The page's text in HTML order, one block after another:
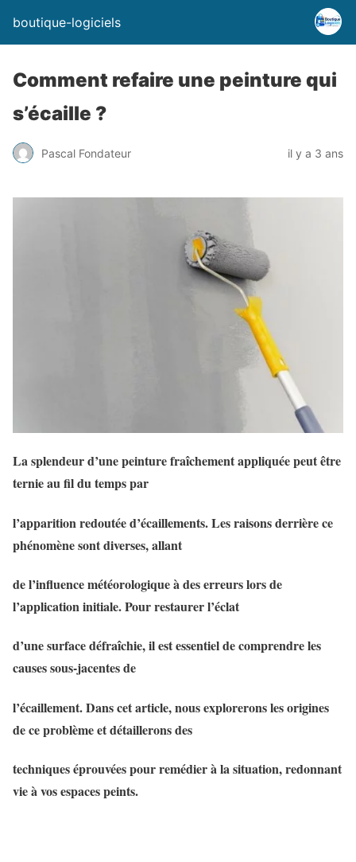
boutique-logiciels
Comment refaire une peinture qui
s’écaille ?
Pascal Fondateur il y a 3 ans
La splendeur d’une peinture fraîchement appliquée peut être
ternie au fil du temps par
l’apparition redoutée d’écaillements. Les raisons derrière ce
phénomène sont diverses, allant
de l’influence météorologique à des erreurs lors de
l’application initiale. Pour restaurer l’éclat
d’une surface défraîchie, il est essentiel de comprendre les
causes sous-jacentes de
l’écaillement. Dans cet article, nous explorerons les origines
de ce problème et détaillerons des
techniques éprouvées pour remédier à la situation, redonnant
vie à vos espaces peints.